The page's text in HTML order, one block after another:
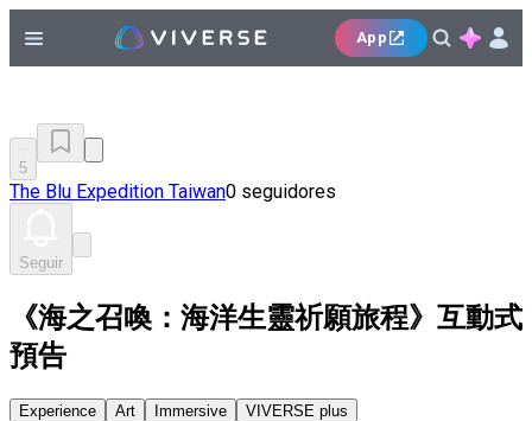
App
5
The Blu Expedition Taiwan0 seguidores
Seguir
《海之召喚：海洋生靈祈願旅程》互動式
預告
Experience Art Immersive VIVERSE plus